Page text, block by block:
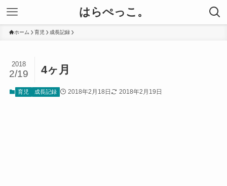
はらぺっこ。
ホーム 育児 成長記録
4ヶ月
2018
2/19
育児 成長記録 2018年2月18日 2018年2月19日